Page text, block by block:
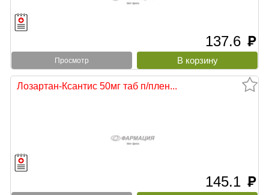
137.6 руб
Просмотр
Лозартан-Ксантис 50мг таб п/плен...
145.1 руб